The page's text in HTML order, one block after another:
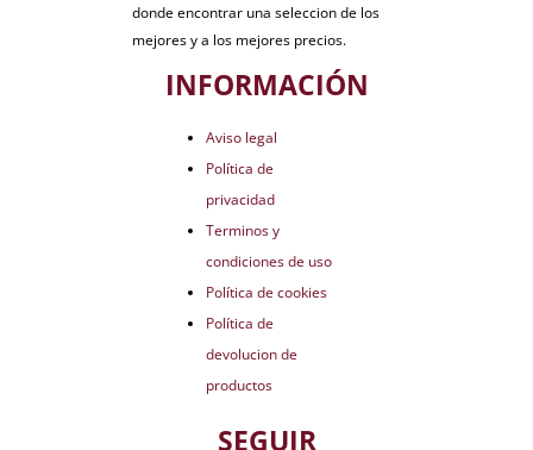
donde encontrar una seleccion de los
mejores y a los mejores precios.
INFORMACIÓN
Aviso legal
Política de
privacidad
Terminos y
condiciones de uso
Política de cookies
Política de
devolucion de
productos
SEGUIR